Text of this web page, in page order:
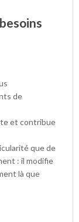
de
et contribue
que de
: il modifie
là que